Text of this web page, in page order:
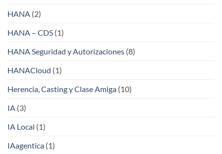
HANA (2)
HANA – CDS (1)
HANA Seguridad y Autorizaciones (8)
HANACloud (1)
Herencia, Casting y Clase Amiga (10)
IA (3)
IA Local (1)
IAagentica (1)